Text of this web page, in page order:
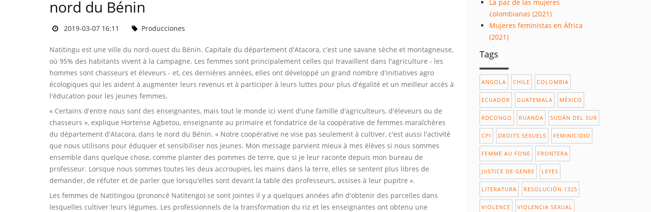
nord du Bénin
2019-03-07 16:11 Producciones
Natitingu est une ville du nord-ouest du Bénin. Capitale du département d'Atacora, c'est une savane sèche et montagneuse,
où 95% des habitants vivent à la campagne. Les femmes sont principalement celles qui travaillent dans l'agriculture - les
hommes sont chasseurs et éleveurs - et, ces dernières années, elles ont développé un grand nombre d'initiatives agro
écologiques qui les aident à augmenter leurs revenus et à participer à leurs luttes pour plus d'égalité et un meilleur accès à
l'éducation pour les jeunes femmes.
« Certains d'entre nous sont des enseignantes, mais tout le monde ici vient d'une famille d'agriculteurs, d'éleveurs ou de
chasseurs », explique Hortense Agbetou, enseignante au primaire et fondatrice de la coopérative de femmes maraîchères
du département d'Atacora, dans le nord du Bénin. « Notre coopérative ne vise pas seulement à cultiver, c'est aussi l'activité
que nous utilisons pour éduquer et sensibiliser nos jeunes. Mon message parvient mieux à mes élèves si nous sommes
ensemble dans quelque chose, comme planter des pommes de terre, que si je leur raconte depuis mon bureau de
professeur. Lorsque nous sommes toutes les deux accroupies, les mains dans la terre, elles se sentent plus libres de
demander, de réfuter et de parler que lorsqu'elles sont devant la table des professeurs, assises à leur pupitre ».
Les femmes de Natitingou (prononcé Natitengo) se sont jointes il y a quelques années afin d'obtenir des parcelles dans
lesquelles cultiver leurs légumes. Les professionnels de la transformation du riz et les enseignantes ont obtenu une
La paz de las mujeres
colombianas (2021)
Mujeres feministas en África
(2021)
Tags
ANGOLA CHILE COLOMBIA
ECUADOR GUATEMALA MÉXICO
RDCONGO RUANDA SUDÁN DEL SUR
CPI DROITS SEXUELS FEMINICIDIO
FEMME AU FONE FRONTERA
JUSTICE DE GENRE LEYES
LITERATURA RESOLUCIÓN 1325
VIOLENCE VIOLENCIA SEXUAL